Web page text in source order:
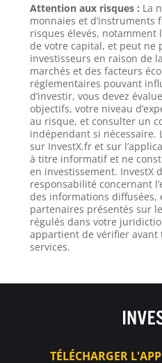
Attention aux risques : La
monnaies et d’instruments
risques élevés,
de votre capital, et peut ne
investisseurs en raison de
marchés et des facteurs
réglementaires pouvant
d’investir, vous devez
objectifs, votre niveau
au risque, et consulter un
indépendant si nécessaire.
sur InvestX.fr et sur
à titre informatif et ne
en investissement. InvestX
responsabilité concernant
des informations diffusées,
partenaires présentés sur
régulés dans votre
appartient de vérifier
services.
TÉLÉCHARGER